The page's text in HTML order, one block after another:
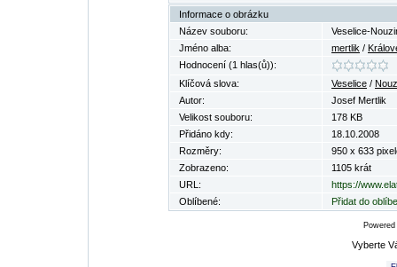
Informace o obrázku
Název souboru:
Veselice-
Jméno alba:
mertlik /
Hodnocení (1 hlas(ů)):
Klíčová slova:
Veselice /
Autor:
Josef Mertlik
Velikost souboru:
178 KB
Přidáno kdy:
18.10.2008
Rozměry:
950 x 633
Zobrazeno:
1105 krát
URL:
https://
Oblíbené:
Přidat do
Vyberte